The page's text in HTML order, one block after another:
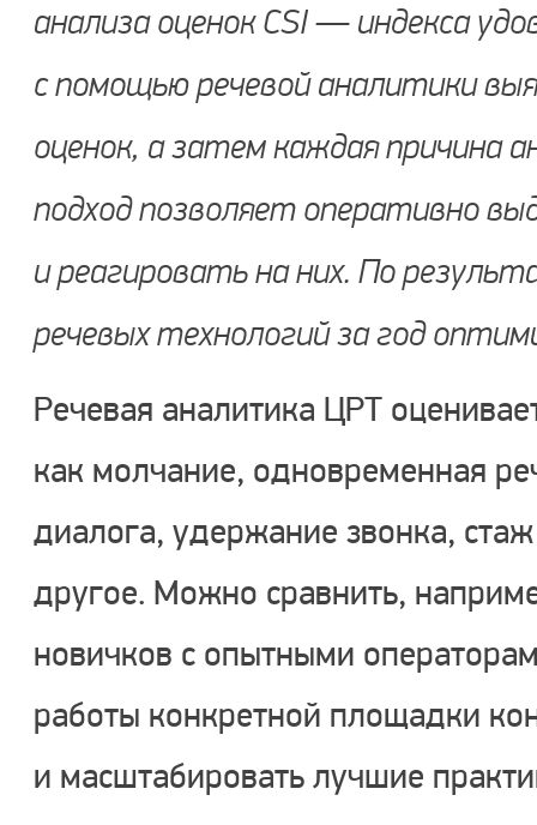
анализа оценок CSI — индекса
с помощью речевой аналитики
оценок, а затем каждая причина
подход позволяет оперативно
и реагировать на них. По
речевых технологий за год
Речевая аналитика ЦРТ
как молчание, одновременная
диалога, удержание звонка,
другое. Можно сравнить,
новичков с опытными
работы конкретной площадки
и масштабировать лучшие